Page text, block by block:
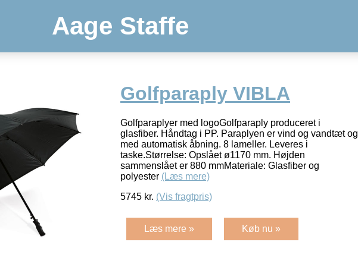
Aage Staffe
Golfparaply VIBLA
Golfparaplyer med logoGolfparaply produceret i
glasfiber. Håndtag i PP. Paraplyen er vind og vandtæt og
med automatisk åbning. 8 lameller. Leveres i
taske.Størrelse: Opslået ø1170 mm. Højden
sammenslået er 880 mmMateriale: Glasfiber og
polyester (Læs mere)
5745 kr. (Vis fragtpris)
Læs mere » Køb nu »